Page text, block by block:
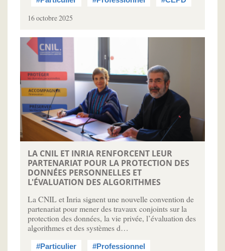
16 octobre 2025
LA CNIL ET INRIA RENFORCENT LEUR
PARTENARIAT POUR LA PROTECTION DES
DONNÉES PERSONNELLES ET
L'ÉVALUATION DES ALGORITHMES
La CNIL et Inria signent une nouvelle convention de
partenariat pour mener des travaux conjoints sur la
protection des données, la vie privée, l’évaluation des
algorithmes et des systèmes d…
#Particulier
#Professionnel